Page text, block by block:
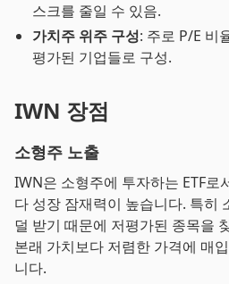
스크를 줄일 수 있음.
가치주 위주 구성: 주로 P/E 비
평가된 기업들로 구성.
IWN 장점
소형주 노출
IWN은 소형주에 투자하는 ETF로
다 성장 잠재력이 높습니다. 특히
덜 받기 때문에 저평가된 종목을
본래 가치보다 저렴한 가격에 매
니다.